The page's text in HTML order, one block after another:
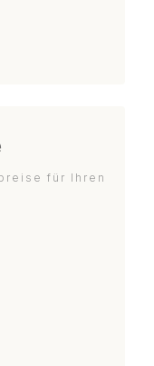
für Ihren